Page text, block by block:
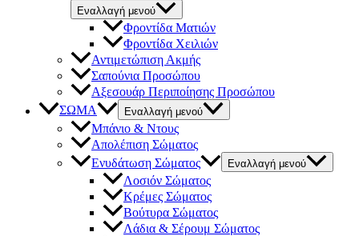
Εναλλαγή μενού
Φροντίδα Ματιών
Φροντίδα Χειλιών
Αντιμετώπιση Ακμής
Σαπούνια Προσώπου
Αξεσουάρ Περιποίησης Προσώπου
ΣΩΜΑ
Εναλλαγή μενού
Μπάνιο & Ντους
Απολέπιση Σώματος
Ενυδάτωση Σώματος
Εναλλαγή μενού
Λοσιόν Σώματος
Κρέμες Σώματος
Βούτυρα Σώματος
Λάδια & Σέρουμ Σώματος